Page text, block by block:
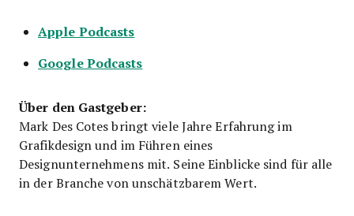
Apple Podcasts
Google Podcasts
Über den Gastgeber:
Mark Des Cotes bringt viele Jahre Erfahrung im
Grafikdesign und im Führen eines
Designunternehmens mit. Seine Einblicke sind für alle
in der Branche von unschätzbarem Wert.